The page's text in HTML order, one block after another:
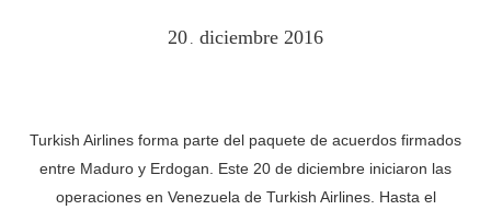
20 . diciembre 2016
Turkish Airlines forma parte del paquete de acuerdos firmados
entre Maduro y Erdogan. Este 20 de diciembre iniciaron las
operaciones en Venezuela de Turkish Airlines. Hasta el